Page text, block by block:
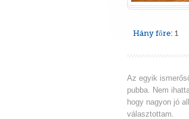
Hány főre: 1
Az egyik
pubba. Nem
hogy nagyon jó
választottam.